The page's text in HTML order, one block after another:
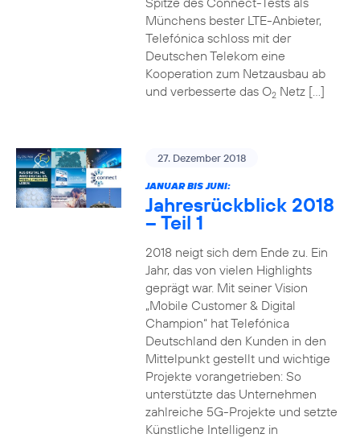
Münchens bester LTE-Anbieter,
Telefónica schloss mit der
Deutschen Telekom eine
Kooperation zum Netzausbau ab
und verbesserte das O2Netz […]
27. Dezember 2018
JANUAR BIS JUNI:
Jahresrückblick 2018
– Teil 1
2018 neigt sich dem Ende zu. Ein
Jahr, das von vielen Highlights
geprägt war. Mit seiner Vision
„Mobile Customer & Digital
Champion“ hat Telefónica
Deutschland den Kunden in den
Mittelpunkt gestellt und wichtige
Projekte vorangetrieben: So
unterstützte das Unternehmen
zahlreiche 5G-Projekte und setzte
Künstliche Intelligenz in